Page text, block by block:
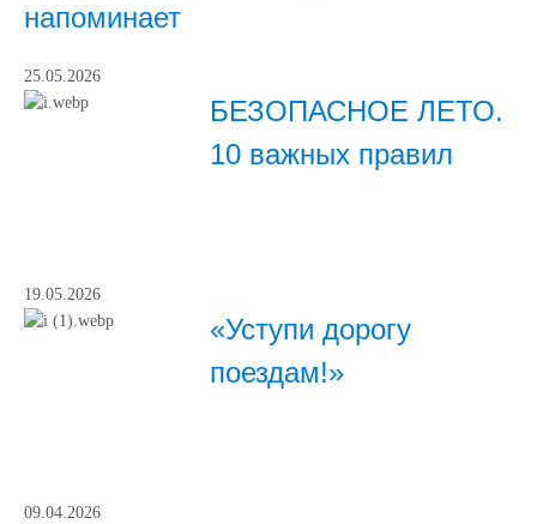
напоминает
25.05.2026
БЕЗОПАСНОЕ ЛЕТО.
10 важных правил
19.05.2026
«Уступи дорогу
поездам!»
09.04.2026